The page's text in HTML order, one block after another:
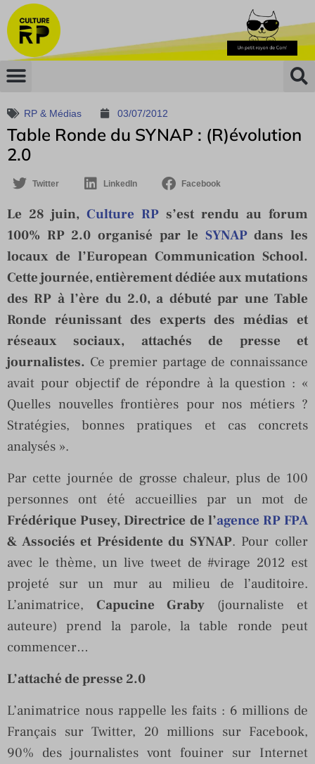
RP & Médias 03/07/2012
Table Ronde du SYNAP : (R)évolution
2.0
Twitter LinkedIn Facebook
Le 28 juin, Culture RP s’est rendu au forum
100% RP 2.0 organisé par le SYNAPdans les
locaux de l’European Communication School.
Cette journée, entièrement dédiée aux mutations
des RP à l’ère du 2.0, a débuté par une Table
Ronde réunissant des experts des médias et
réseaux sociaux, attachés de presse et
journalistes. Ce premier partage de connaissance
avait pour objectif de répondre à la question : «
Quelles nouvelles frontières pour nos métiers ?
Stratégies, bonnes pratiques et cas concrets
analysés ».
Par cette journée de grosse chaleur, plus de 100
personnes ont été accueillies par un mot de
Frédérique Pusey, Directrice de l’agence RP FPA
& Associés et Présidente du SYNAP. Pour coller
avec le thème, un live tweet de #virage 2012 est
projeté sur un mur au milieu de l’auditoire.
L’animatrice, Capucine Graby (journaliste et
auteure) prend la parole, la table ronde peut
commencer…
L’attaché de presse 2.0
L’animatrice nous rappelle les faits : 6 millions de
Français sur Twitter, 20 millions sur Facebook,
90% des journalistes vont fouiner sur Internet